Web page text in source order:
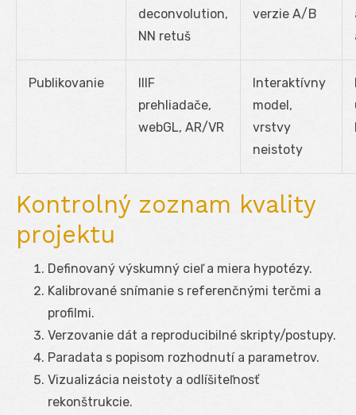
deconvolution,
NN retuš
verzie A/B
Publikovanie
IIIF
prehliadače,
webGL, AR/VR
Interaktívny
model,
vrstvy
neistoty
Kontrolný zoznam kvality
projektu
Definovaný výskumný cieľ a miera hypotézy.
Kalibrované snímanie s referenčnými terčmi a
profilmi.
Verzovanie dát a reproducibilné skripty/postupy.
Paradata s popisom rozhodnutí a parametrov.
Vizualizácia neistoty a odlíšiteľnosť
rekonštrukcie.